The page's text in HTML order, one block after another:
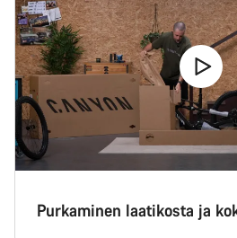
Purkaminen laatikosta ja